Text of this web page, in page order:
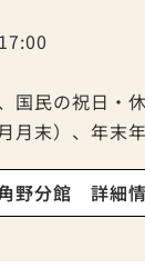
国民の祝日・
月末）、年末
野分館 詳細